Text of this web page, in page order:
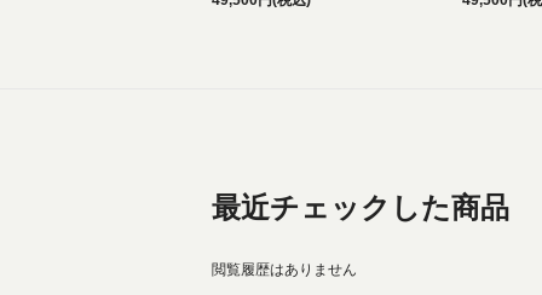
最近チェックした商品
閲覧履歴はありません